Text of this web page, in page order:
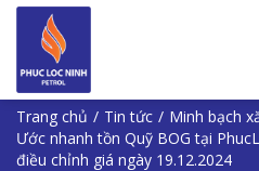
Trang chủ / Tin tức / Minh bạch
Ước nhanh tồn Quỹ BOG tại
điều chỉnh giá ngày 19.12.2024